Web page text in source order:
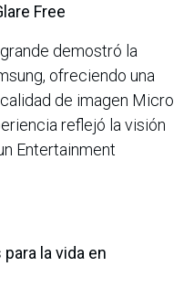
Free
demostró la
ofreciendo una
de imagen Micro
reflejó la visión
Entertainment
la vida en